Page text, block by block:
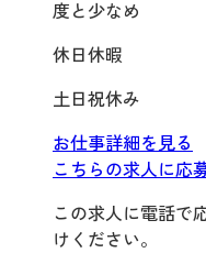
度と少
休日休暇
土日祝休み
お仕事詳細を見る
こちらの求人に応
この求人に電話で
けください。